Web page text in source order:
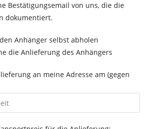
Bestätigungsemail von uns, die die
dokumentiert.
Anhänger selbst abholen
die Anlieferung des Anhängers
an meine Adresse am (gegen